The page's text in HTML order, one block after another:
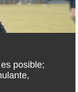
posible;